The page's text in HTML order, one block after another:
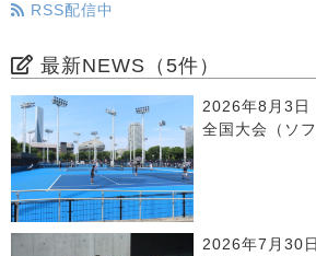
RSS配信中
最新NEWS（5件）
2026年8月3日
全国大会（ソ
2026年7月30日